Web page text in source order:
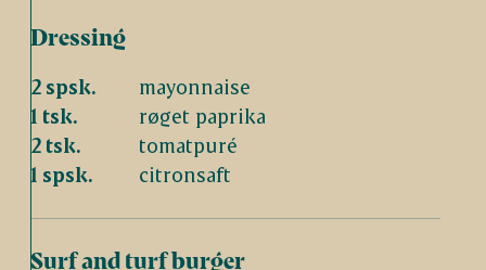
Dressing
2 spsk.
mayonnaise
1 tsk.
røget paprika
2 tsk.
tomatpuré
1 spsk.
citronsaft
Surf and turf burger